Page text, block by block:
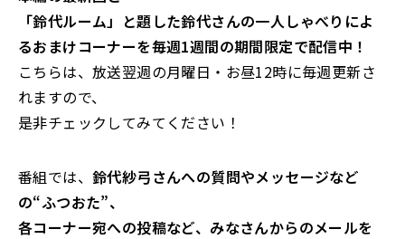
「鈴代ルーム」と題した鈴代さんの一人しゃべりによ
るおまけコーナーを毎週1週間の期間限定で配信中！
こちらは、放送翌週の月曜日・お昼12時に毎週更新さ
れますので、
是非チェックしてみてください！
番組では、 鈴代紗弓さんへの質問やメッセージなど
の“ふつおた”、
各コーナー宛への投稿など、みなさんからのメールを